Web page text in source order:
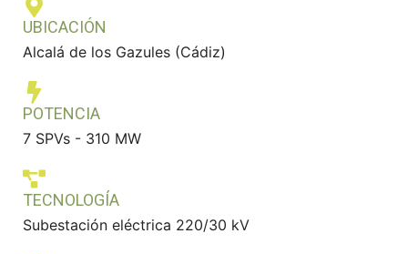
UBICACIÓN
Alcalá de los Gazules (Cádiz)
POTENCIA
7 SPVs - 310 MW
TECNOLOGÍA
Subestación eléctrica 220/30 kV